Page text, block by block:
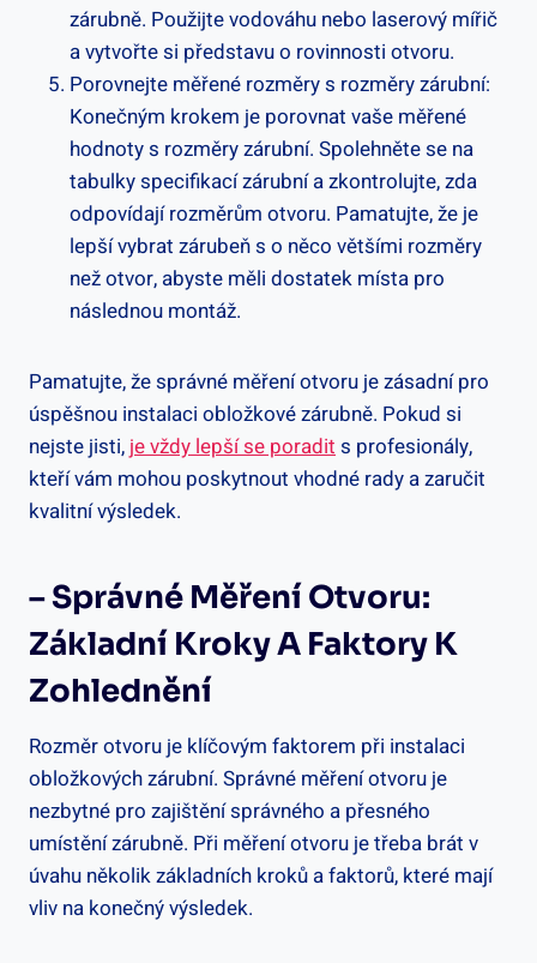
zárubně. Použijte vodováhu nebo laserový mířič
a vytvořte si představu o rovinnosti otvoru.
Porovnejte měřené rozměry s rozměry zárubní:
Konečným krokem je porovnat vaše měřené
hodnoty s rozměry zárubní. Spolehněte se na
tabulky specifikací zárubní a zkontrolujte, zda
odpovídají rozměrům otvoru. Pamatujte, že je
lepší vybrat zárubeň s o něco většími rozměry
než otvor, abyste měli dostatek místa pro
následnou montáž.
Pamatujte, že správné měření otvoru je zásadní pro
úspěšnou instalaci obložkové zárubně. Pokud si
nejste jisti, je vždy lepší se poradits profesionály,
kteří vám mohou poskytnout vhodné rady a zaručit
kvalitní výsledek.
– Správné Měření Otvoru:
Základní Kroky A Faktory K
Zohlednění
Rozměr otvoru je klíčovým faktorem při instalaci
obložkových zárubní. Správné měření otvoru je
nezbytné pro zajištění správného a přesného
umístění zárubně. Při měření otvoru je třeba brát v
úvahu několik základních kroků a faktorů, které mají
vliv na konečný výsledek.